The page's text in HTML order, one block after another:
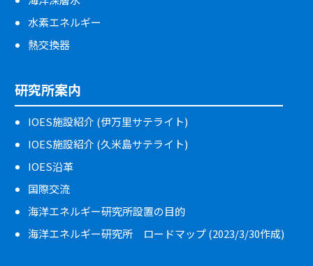
水素エネルギー
熱交換器
研究所案内
IOES施設紹介 (伊万里サテライト)
IOES施設紹介 (久米島サテライト)
IOES沿革
国際交流
海洋エネルギー研究所設置の目的
海洋エネルギー研究所 ロードマップ (2023/3/30作成)